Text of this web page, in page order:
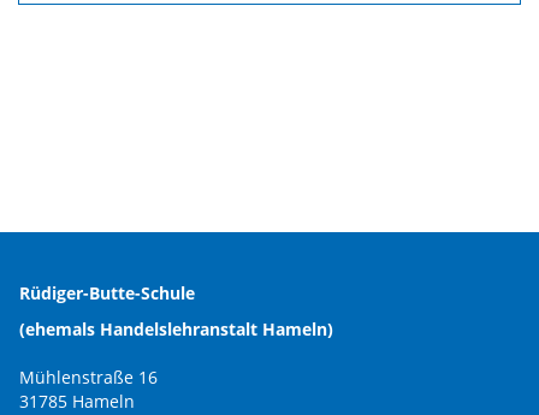
Rüdiger-Butte-Schule
(ehemals Handelslehranstalt Hameln)
Mühlenstraße 16
31785 Hameln